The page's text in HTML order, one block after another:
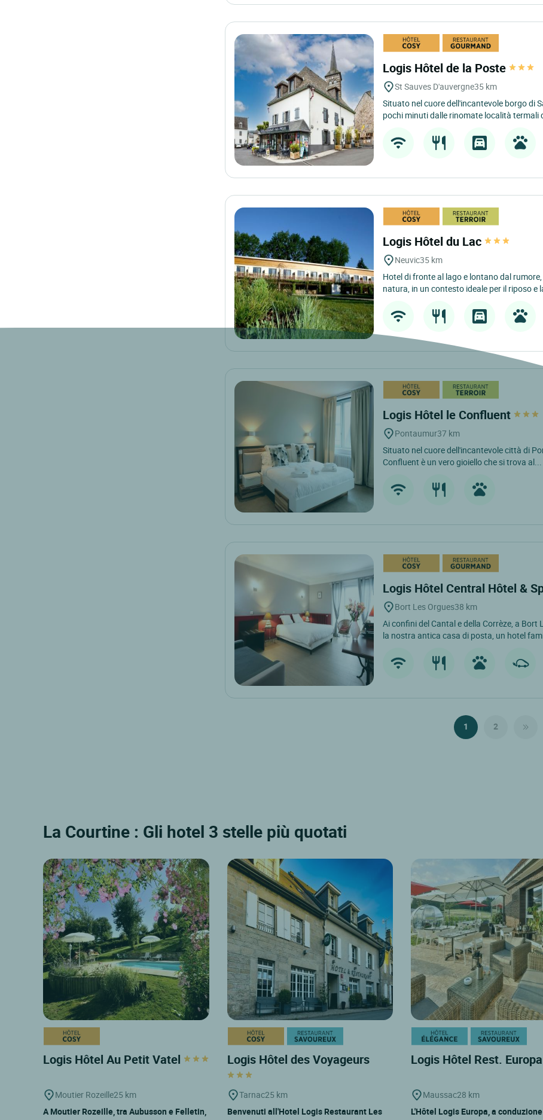
Logis Hôtel de la Poste
St Sauves D'auvergne35 km
Situato nel cuore dell'incantevole borgo di
pochi minuti dalle rinomate località termali
Logis Hôtel du Lac
Neuvic35 km
Hotel di fronte al lago e lontano dal
natura, in un contesto ideale per il riposo e
Logis Hôtel le Confluent
Pontaumur37 km
Situato nel cuore dell'incantevole città di
Confluent è un vero gioiello che si trova al...
Logis Hôtel Central Hôtel &
Bort Les Orgues38 km
Ai confini del Cantal e della Corrèze, a Bort
la nostra antica casa di posta, un hotel
1 2
La Courtine : Gli hotel 3 stelle più quotati
Logis Hôtel Au Petit Vatel
Moutier Rozeille25 km
A Moutier Rozeille, tra Aubusson e Felletin,
Logis Hôtel des Voyageurs
Tarnac25 km
Benvenuti all'Hotel Logis Restaurant Les
Logis Hôtel Rest. Europa
Maussac28 km
L'Hôtel Logis Europa, a conduzione